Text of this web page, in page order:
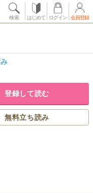
検索 はじめて ログイン 会員登録
登録して読む
無料立ち読み